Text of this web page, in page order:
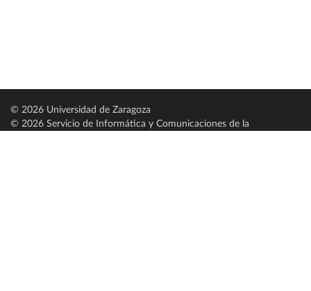
© 2026 Universidad de Zaragoza
© 2026 Servicio de Informática y Comunicaciones de la